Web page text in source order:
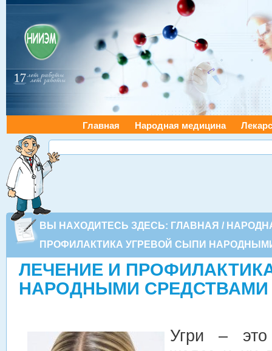
Главная Народная медицина
ВЫ НАХОДИТЕСЬ ЗДЕСЬ: ГЛАВНАЯ /
ПРОФИЛАКТИКА УГРЕВОЙ СЫПИ
ЛЕЧЕНИЕ И
НАРОДНЫМИ СРЕДСТВАМИ
Угри – это